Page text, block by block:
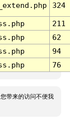
324
211
62
94
76
带来的访问不便我